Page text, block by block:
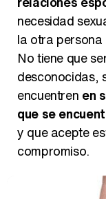
necesidad
la otra persona
No tiene que
desconocidas,
encuentren en
que se
y que acepte
compromiso.